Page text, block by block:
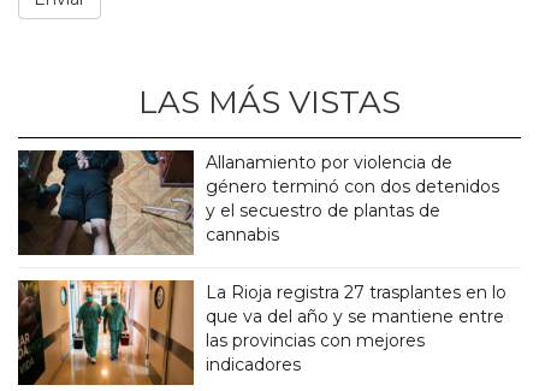
LAS MÁS VISTAS
Allanamiento por violencia de
género terminó con dos detenidos
y el secuestro de plantas de
cannabis
La Rioja registra 27 trasplantes en lo
que va del año y se mantiene entre
las provincias con mejores
indicadores